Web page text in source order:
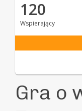
120
Wspierający
Gra o